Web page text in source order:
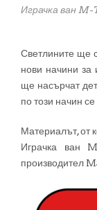
Играчка ван M-
Светлините ще
нови начини за
ще насърчат
по този начин
Материалът, от
Играчка ван
производител